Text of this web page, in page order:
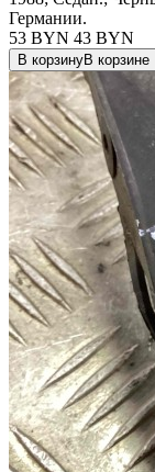
Германии.
53 BYN 43 BYN
В корзинуВ корзине